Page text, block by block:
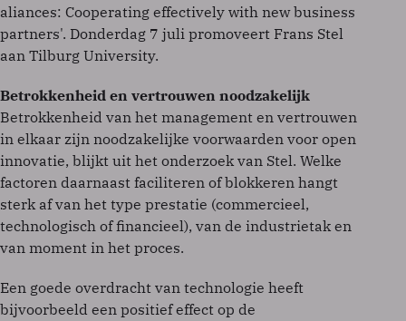
aliances: Cooperating effectively with new business
partners'. Donderdag 7 juli promoveert Frans Stel
aan Tilburg University.
Betrokkenheid en vertrouwen noodzakelijk
Betrokkenheid van het management en vertrouwen
in elkaar zijn noodzakelijke voorwaarden voor open
innovatie, blijkt uit het onderzoek van Stel. Welke
factoren daarnaast faciliteren of blokkeren hangt
sterk af van het type prestatie (commercieel,
technologisch of financieel), van de industrietak en
van moment in het proces.
Een goede overdracht van technologie heeft
bijvoorbeeld een positief effect op de